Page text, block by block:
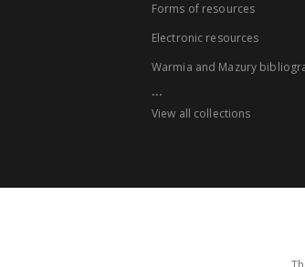
Forms of resources
Electronic resources
Warmia and Mazury
...
View all collections